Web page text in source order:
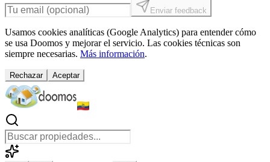
Enviar feedback
Usamos cookies analíticas (Google Analytics) para entender cómo
se usa Doomos y mejorar el servicio. Las cookies técnicas son
siempre necesarias. Más información.
Rechazar Aceptar